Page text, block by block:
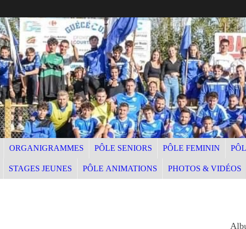
ORGANIGRAMMES PÔLE SENIORS PÔLE FEMININ
STAGES JEUNES PÔLE ANIMATIONS PHOTOS & VIDÉOS